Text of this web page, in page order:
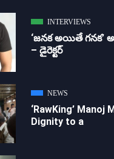
INTERVIEWS
‘జ‌న‌క అయితే గ‌న‌క‌’
– డైరెక్ట‌ర్
NEWS
‘RawKing’ Manoj
Dignity to a